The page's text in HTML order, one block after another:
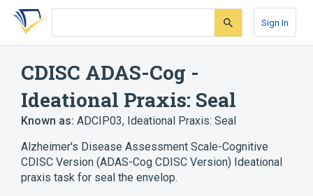
Skip
search
Skip
Skip
account
Sign In
CDISC ADAS-Cog -
Ideational Praxis: Seal
Known as: ADCIP03, Ideational Praxis: Seal
Alzheimer's Disease Assessment Scale-Cognitive
CDISC Version (ADAS-Cog CDISC Version) Ideational
praxis task for seal the envelop.